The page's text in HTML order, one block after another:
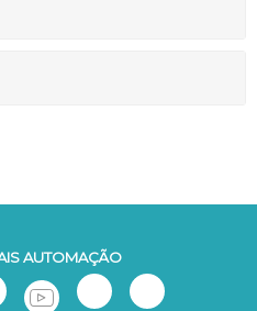
AUTOMAÇÃO